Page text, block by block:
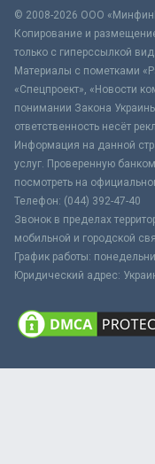
© 2008-2026 ООО
Копирование и
только с гиперссылкой
Материалы с пометками
«Спецпроект», «Новости
понимании Закона
ответственность несёт
Информация на данной
услуг. Проверенную
посмотреть на
Телефон: (044) 392-47-40
Звонок в пределах
мобильной и городской
График работы:
Юридический адрес: